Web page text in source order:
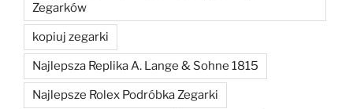
Zegarków
kopiuj zegarki
Najlepsza Replika A. Lange & Sohne 1815
Najlepsze Rolex Podróbka Zegarki